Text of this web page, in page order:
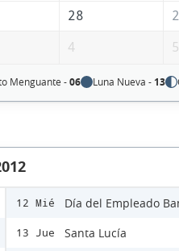
28
4 5
Menguante -06 Luna Nueva - 13
12 Mié Día del Empleado
13 Jue Santa Lucía